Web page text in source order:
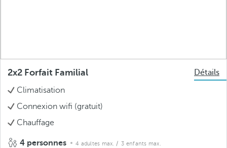
2x2 Forfait Familial
Détails
Climatisation
Connexion wifi (gratuit)
Chauffage
4 personnes 4 adultes max. / 3 enfants max.